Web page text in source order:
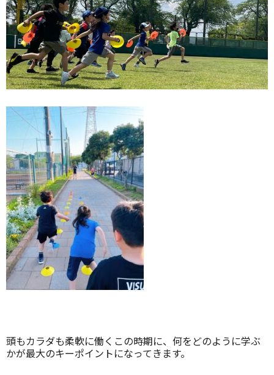
頭もカラダも柔軟に働くこの時期に、何をどのように学ぶ
かが最大のキーポイントになってきます。